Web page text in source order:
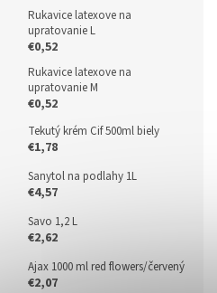
Rukavice latexove na
upratovanie L
€0,52
Rukavice latexove na
upratovanie M
€0,52
Tekutý krém Cif 500ml biely
€1,78
Sanytol na podlahy 1L
€4,57
Savo 1,2 L
€2,62
Ajax 1000 ml red flowers/červený
€2,07